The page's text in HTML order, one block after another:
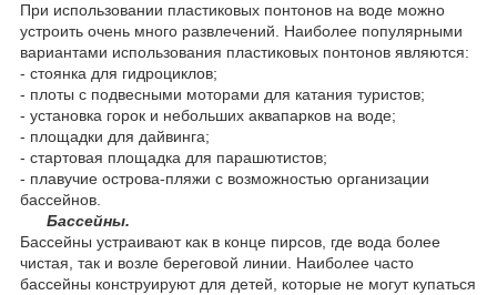
При использовании пластиковых понтонов на воде можно
устроить очень много развлечений. Наиболее популярными
вариантами использования пластиковых понтонов являются:
- стоянка для гидроциклов;
- плоты с подвесными моторами для катания туристов;
- установка горок и небольших аквапарков на воде;
- площадки для дайвинга;
- стартовая площадка для парашютистов;
- плавучие острова-пляжи с возможностью организации
бассейнов.
Бассейны.
Бассейны устраивают как в конце пирсов, где вода более
чистая, так и возле береговой линии. Наиболее часто
бассейны конструируют для детей, которые не могут купаться